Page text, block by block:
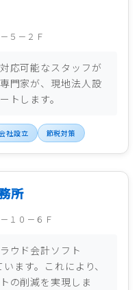
５－２Ｆ
応可能なスタッフが
門家が、現地法人設
トします。
社設立 節税対策
所
１０－６Ｆ
ウド会計ソフト
ます。これにより、
の削減を実現しま